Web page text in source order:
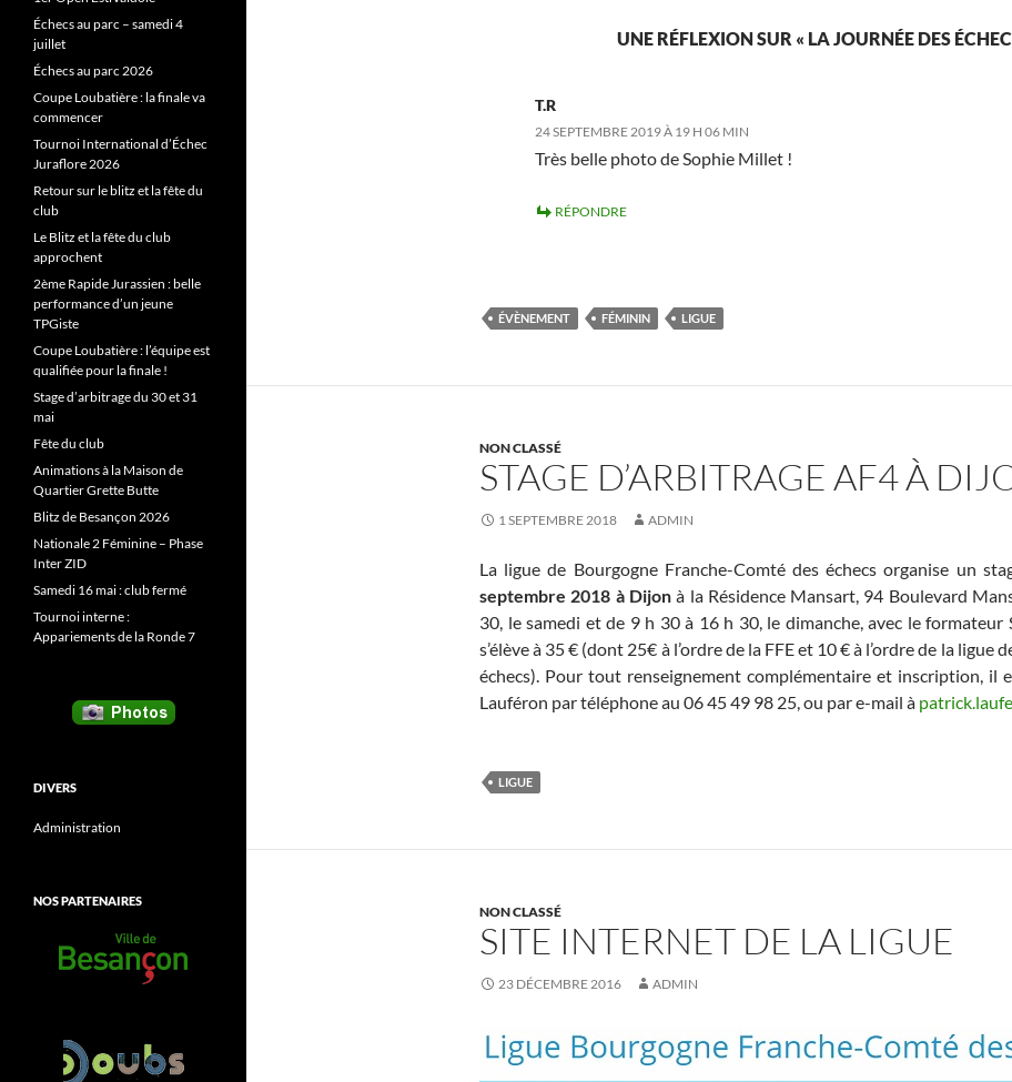
UNE RÉFLEXION SUR « LA JOURNÉE DES
T.R
24 SEPTEMBRE 2019 À 19 H 06 MIN
Très belle photo de Sophie Millet !
RÉPONDRE
ÉVÈNEMENT FÉMININ LIGUE
NON CLASSÉ
STAGE D’ARBITRAGE AF4 À
1 SEPTEMBRE 2018 ADMIN
La ligue de Bourgogne Franche-Comté des échecs organise un
septembre 2018 à Dijonà la Résidence Mansart, 94 Boulevard
30, le samedi et de 9 h 30 à 16 h 30, le dimanche, avec le formateur
s’élève à 35 € (dont 25€ à l’ordre de la FFE et 10 € à l’ordre de la
échecs). Pour tout renseignement complémentaire et inscription, il
Lauféron par téléphone au 06 45 49 98 25, ou par e-mail à
LIGUE
NON CLASSÉ
SITE INTERNET DE LA LIGUE
23 DÉCEMBRE 2016 ADMIN
Échecs au parc – samedi 4
juillet
Échecs au parc 2026
Coupe Loubatière : la finale va
commencer
Tournoi International d’Échec
Juraflore 2026
Retour sur le blitz et la fête du
club
Le Blitz et la fête du club
approchent
2ème Rapide Jurassien : belle
performance d’un jeune
TPGiste
Coupe Loubatière : l’équipe est
qualifiée pour la finale !
Stage d’arbitrage du 30 et 31
mai
Fête du club
Animations à la Maison de
Quartier Grette Butte
Blitz de Besançon 2026
Nationale 2 Féminine – Phase
Inter ZID
Samedi 16 mai : club fermé
Tournoi interne :
Appariements de la Ronde 7
DIVERS
Administration
NOS PARTENAIRES